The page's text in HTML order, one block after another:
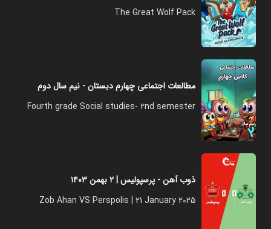
The Great Wolf Pack
مطالعات اجتماعی چهارم دبستان - نیم سال دوم
Fourth grade Social studies- 2nd semester
ذوب آهن - پرسپولیس | ۲ بهمن ۱۴۰۳
Zob Ahan VS Perspolis | 21 January 2025